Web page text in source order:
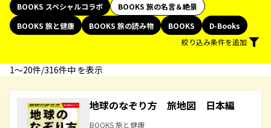
BOOKS スペシャルコラボ
BOOKS 旅の名言＆絶景
BOOKS 旅と健康
BOOKS 旅の読み物 BOOKS
D-Books
絞り込み条件を追加
1〜20件/316件中 を表示
地球のなぞり方 旅地図 日本編
BOOKS 旅と健康